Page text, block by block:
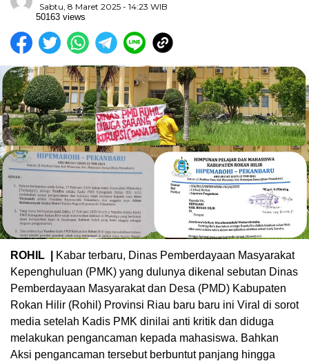
Sabtu, 8 Maret 2025 - 14:23 WIB
50163 views
ROHIL |
Kabar terbaru, Dinas Pemberdayaan Masyarakat
Kepenghuluan (PMK) yang dulunya dikenal sebutan Dinas
Pemberdayaan Masyarakat dan Desa (PMD) Kabupaten
Rokan Hilir (Rohil) Provinsi Riau baru baru ini Viral di sorot
media setelah Kadis PMK dinilai anti kritik dan diduga
melakukan pengancaman kepada mahasiswa. Bahkan
Aksi pengancaman tersebut berbuntut panjang hingga